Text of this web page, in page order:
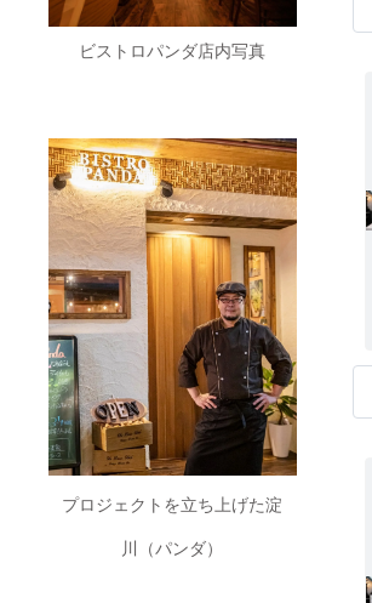
ビストロパンダ店内写真
プロジェクトを立ち上げた淀
川（パンダ）